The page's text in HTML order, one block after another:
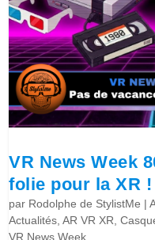
VR News Week
folie pour la XR !
par Rodolphe de StylistMe |
Actualités,AR VR XR,
VR News Week